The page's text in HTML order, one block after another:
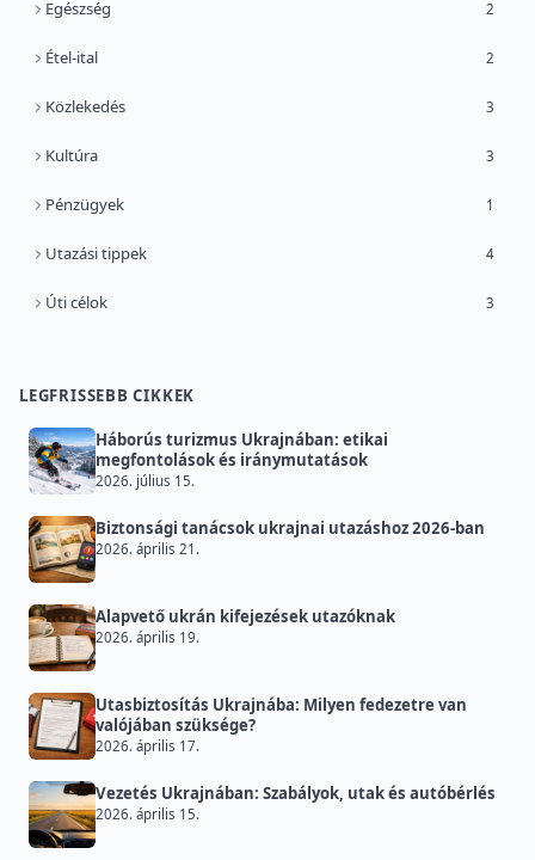
Egészség 2
Étel-ital 2
Közlekedés 3
Kultúra 3
Pénzügyek 1
Utazási tippek 4
Úti célok 3
LEGFRISSEBB CIKKEK
Háborús turizmus Ukrajnában: etikai
megfontolások és iránymutatások
2026. július 15.
Biztonsági tanácsok ukrajnai utazáshoz 2026-ban
2026. április 21.
Alapvető ukrán kifejezések utazóknak
2026. április 19.
Utasbiztosítás Ukrajnába: Milyen fedezetre van
valójában szüksége?
2026. április 17.
Vezetés Ukrajnában: Szabályok, utak és autóbérlés
2026. április 15.